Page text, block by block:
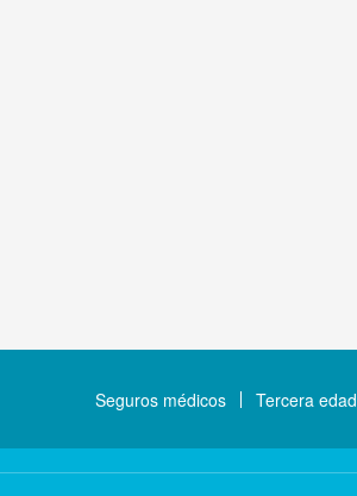
Seguros médicos Tercera edad